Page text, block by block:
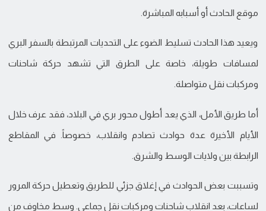
موقع الحادث أو أسبابه المباشرة.
ويعيد هذا الحادث تسليط الضوء على التحديات المرتبطة بالسفر البري
لمسافات طويلة، خاصة على الطرق التي تشهد حركة شاحنات
ومركبات نقل متواصلة.
أما طريق الأمل، الذي يعد أطول محور بري في البلاد، فقد عرف خلال
الأيام الأخيرة عدة حوادث تصادم وانقلاب، خصوصاً. في المقاطع
الرابطة بين ولايات الوسط والشرق.
وتسببت بعض الحوادث في إغلاق جزئي للطريق وتعطيل حركة المرور
لساعات، بعد انقلاب شاحنات ومركبات نقل جماعي. وسط مخاوف من